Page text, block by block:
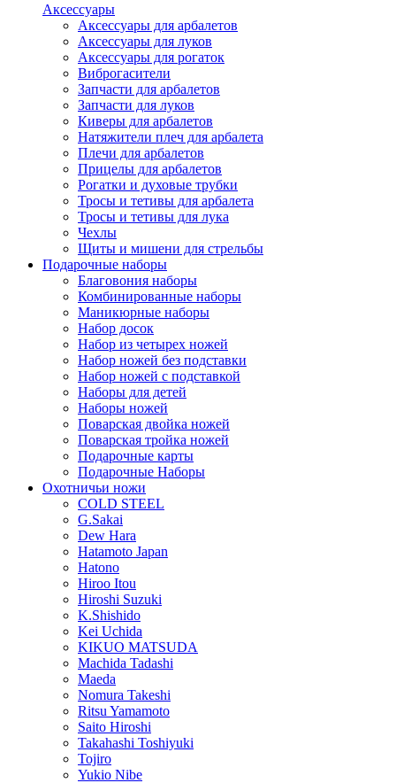
Аксессуары
Аксессуары для арбалетов
Аксессуары для луков
Аксессуары для рогаток
Виброгасители
Запчасти для арбалетов
Запчасти для луков
Киверы для арбалетов
Натяжители плеч для арбалета
Плечи для арбалетов
Прицелы для арбалетов
Рогатки и духовые трубки
Тросы и тетивы для арбалета
Тросы и тетивы для лука
Чехлы
Щиты и мишени для стрельбы
Подарочные наборы
Благовония наборы
Комбинированные наборы
Маникюрные наборы
Набор досок
Набор из четырех ножей
Набор ножей без подставки
Набор ножей с подставкой
Наборы для детей
Наборы ножей
Поварская двойка ножей
Поварская тройка ножей
Подарочные карты
Подарочные Наборы
Охотничьи ножи
COLD STEEL
G.Sakai
Dew Hara
Hatamoto Japan
Hatono
Hiroo Itou
Hiroshi Suzuki
K.Shishido
Kei Uchida
KIKUO MATSUDA
Machida Tadashi
Maeda
Nomura Takeshi
Ritsu Yamamoto
Saito Hiroshi
Takahashi Toshiyuki
Tojiro
Yukio Nibe